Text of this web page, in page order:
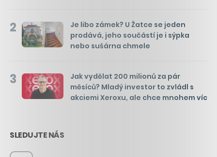
2
Je libo zámek? U Žatce se jeden
prodává, jeho součástí je i sýpka
nebo sušárna chmele
3
Jak vydělat 200 milionů za pár
měsíců? Mladý investor to zvládl s
akciemi Xeroxu, ale chce mnohem víc
SLEDUJTE NÁS